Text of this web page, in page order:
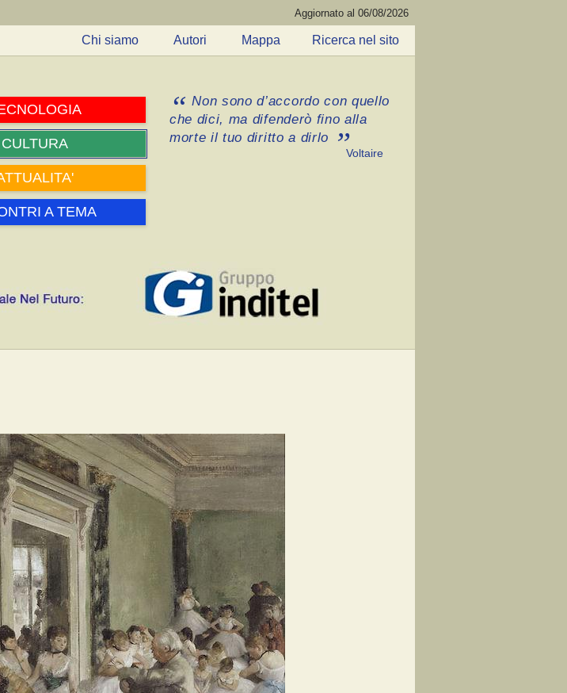
Aggiornato al 06/08/2026
Chi siamo Autori Mappa Ricerca nel sito
CULTURA
A TEMA
Non sono d’accordo con quello
che dici, ma difenderò fino alla
morte il tuo diritto a dirlo
Voltaire